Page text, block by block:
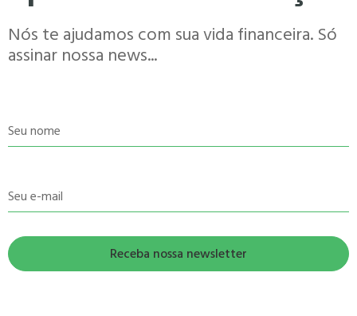
Nós te ajudamos com sua vida financeira. Só
assinar nossa news...
Seu nome
Seu e-mail